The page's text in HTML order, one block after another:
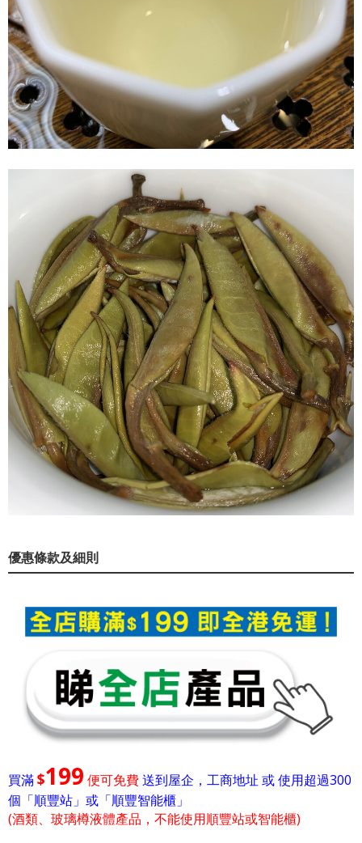
優惠條款及細則
買滿$199 便可免費送到屋企，工商地址 或 使用超過300
個「順豐站」或「順豐智能櫃」
(酒類、玻璃樽液體產品，不能使用順豐站或智能櫃)